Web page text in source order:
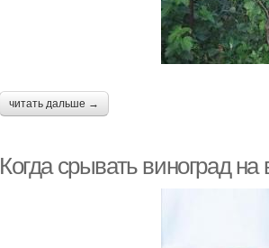
читать дальше →
Когда срывать виноград